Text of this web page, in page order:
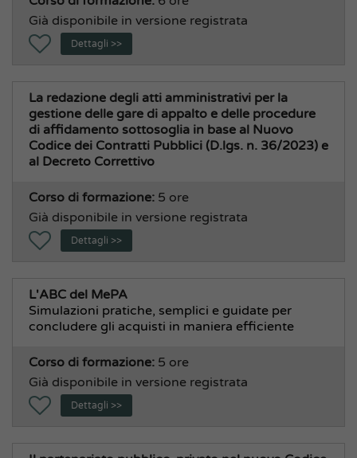
Già disponibile in versione registrata
Dettagli >>
La redazione degli atti amministrativi per la
gestione delle gare di appalto e delle procedure
di affidamento sottosoglia in base al Nuovo
Codice dei Contratti Pubblici (D.lgs. n. 36/2023) e
al Decreto Correttivo
Corso di formazione: 5 ore
Già disponibile in versione registrata
Dettagli >>
L'ABC del MePA
Simulazioni pratiche, semplici e guidate per
concludere gli acquisti in maniera efficiente
Corso di formazione: 5 ore
Già disponibile in versione registrata
Dettagli >>